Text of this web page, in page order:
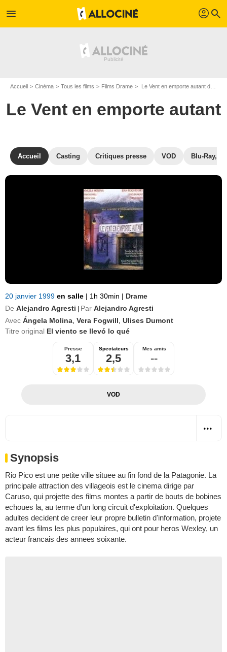
menu profil search
Accueil Cinéma Tous les films Films Drame Le Vent en emporte autant de Alejandro Agresti
Le Vent en emporte autant
Accueil Casting Critiques presse VOD Blu-Ray,
20 janvier 1999 en salle | 1h 30min | Drame
De Alejandro Agresti Par Alejandro Agresti
Avec Ángela Molina Vera Fogwill Ulises Dumont
Titre original El viento se llevó lo qué
Presse
3,1
Spectateurs
2,5
Mes amis
--
VOD
Synopsis
Rio Pico est une petite ville situee au fin fond de la Patagonie. La
principale attraction des villageois est le cinema dirige par
Caruso, qui projette des films montes a partir de bouts de bobines
echoues la, au terme d'un long circuit d'exploitation. Quelques
adultes decident de creer leur propre bulletin d'information, projete
avant les films les plus populaires, qui ont pour heros Wexley, un
acteur francais des annees soixante.